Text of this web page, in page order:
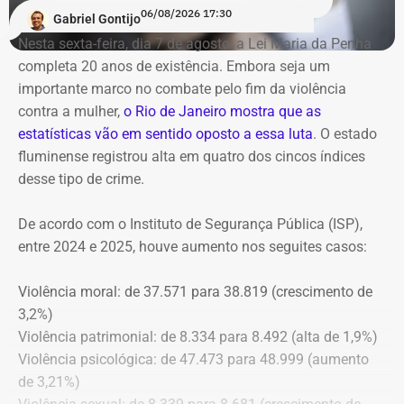
O voto do relator José Gomes Graciosa, aprovado pelo
plenário do TCE-RJ, determina a notificação da ex-
presidente do Itaprevi Fernanda; do ex-prefeito de Itaguaí,
Rubem Vieira de Souza, o Rubão; e de outros diretores e
conselheiros do fundo municipal.
Além disso, o tribunal aprovou a expedição de ofício com
cópia integral do processo ao Ministério Público do
apuração de possíveis ilícitos nas esferas cível e criminal,
e à Secretaria de Regime Próprio e Complementar do
Gabriel Gontijo06/08/2026 17:30
Nesta sexta-feira, dia 7 de agosto, a Lei Maria da Penha
completa 20 anos de existência. Embora seja um
importante marco no combate pelo fim da violência
contra a mulher, o Rio de Janeiro mostra que as
estatísticas vão em sentido oposto a essa luta. O estado
fluminense registrou alta em quatro dos cincos índices
desse tipo de crime.
De acordo com o Instituto de Segurança Pública (ISP),
entre 2024 e 2025, houve aumento nos seguites casos:
Violência moral: de 37.571 para 38.819 (crescimento de
3,2%)
Violência patrimonial: de 8.334 para 8.492 (alta de 1,9%)
Violência psicológica: de 47.473 para 48.999 (aumento
de 3,21%)